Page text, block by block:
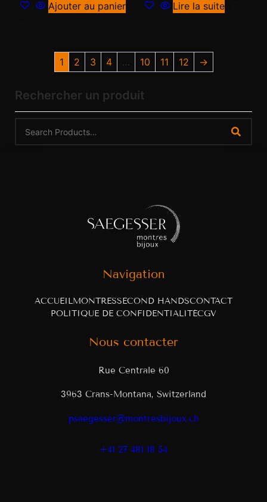
Ajouter au panier Lire la suite
1 2 3 4 … 10 11 12 →
Rechercher un produit
Navigation
ACCUEILMONTRESSECOND HANDSCONTACT
POLITIQUE DE CONFIDENTIALITÉCGV
Nous contacter
Rue Centrale 60
3963 Crans-Montana, Switzerland
psaegesser@montresbijoux.ch
+41 27 481 18 54